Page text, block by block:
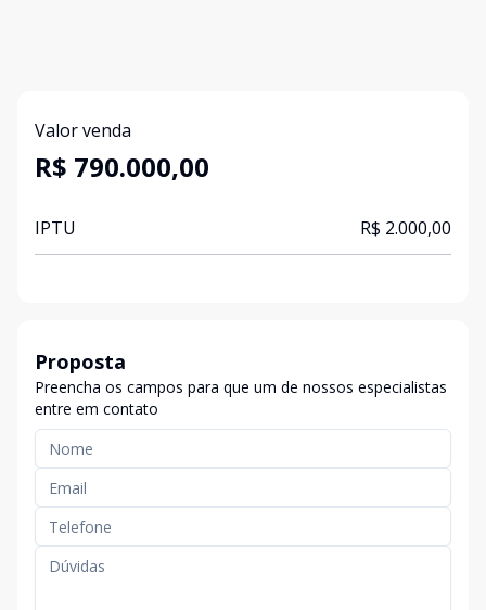
Valor venda
R$ 790.000,00
IPTU R$ 2.000,00
Proposta
Preencha os campos para que um de nossos especialistas
entre em contato